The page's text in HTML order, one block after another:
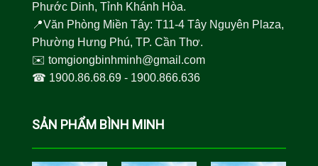
Phước Dinh, Tỉnh Khánh Hòa.
📍Văn Phòng Miền Tây: T11-4 Tây Nguyên Plaza,
Phường Hưng Phú, TP. Cần Thơ.
✉️ tomgiongbinhminh@gmail.com
☎︎ 1900.86.68.69- 1900.866.636
SẢN PHẨM BÌNH MINH